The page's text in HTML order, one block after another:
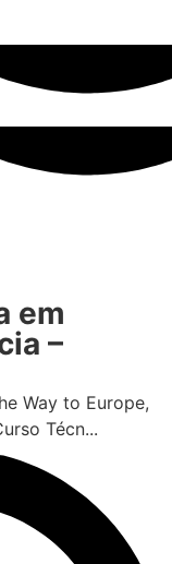
em
–
Way to Europe,
Técn...